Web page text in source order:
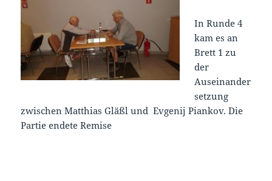
In Runde 4
kam es an
Brett 1 zu
der
Auseinander
setzung
zwischen Matthias Gläßl und Evgenij Piankov. Die
Partie endete Remise